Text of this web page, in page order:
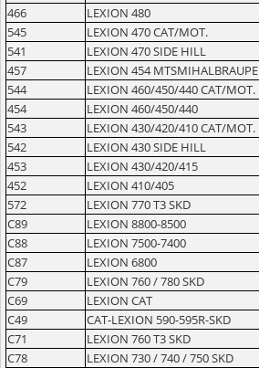
466
LEXION 480
545
LEXION 470 CAT/MOT.
541
LEXION 470 SIDE HILL
457
LEXION 454 MTSMIHALBRAUPE
544
LEXION 460/450/440 CAT/MOT.
454
LEXION 460/450/440
543
LEXION 430/420/410 CAT/MOT.
542
LEXION 430 SIDE HILL
453
LEXION 430/420/415
452
LEXION 410/405
572
LEXION 770 T3 SKD
C89
LEXION 8800-8500
C88
LEXION 7500-7400
C87
LEXION 6800
C79
LEXION 760 / 780 SKD
C69
LEXION CAT
C49
CAT-LEXION 590-595R-SKD
C71
LEXION 760 T3 SKD
C78
LEXION 730 / 740 / 750 SKD